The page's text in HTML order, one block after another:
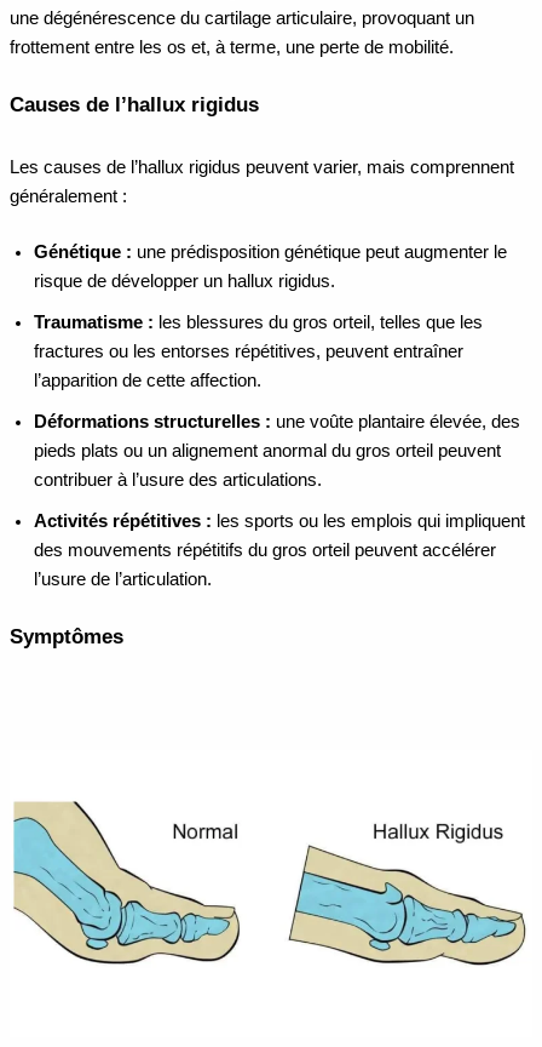
une dégénérescence du cartilage articulaire, provoquant un
frottement entre les os et, à terme, une perte de mobilité.
Causes de l’hallux rigidus
Les causes de l’hallux rigidus peuvent varier, mais comprennent
généralement :
Génétique : une prédisposition génétique peut augmenter le
risque de développer un hallux rigidus.
Traumatisme : les blessures du gros orteil, telles que les
fractures ou les entorses répétitives, peuvent entraîner
l’apparition de cette affection.
Déformations structurelles : une voûte plantaire élevée, des
pieds plats ou un alignement anormal du gros orteil peuvent
contribuer à l’usure des articulations.
Activités répétitives : les sports ou les emplois qui impliquent
des mouvements répétitifs du gros orteil peuvent accélérer
l’usure de l’articulation.
Symptômes